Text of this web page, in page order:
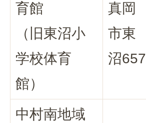
育館
（旧東沼小
学校体育
館）
真岡
市東
沼657
中村南地域